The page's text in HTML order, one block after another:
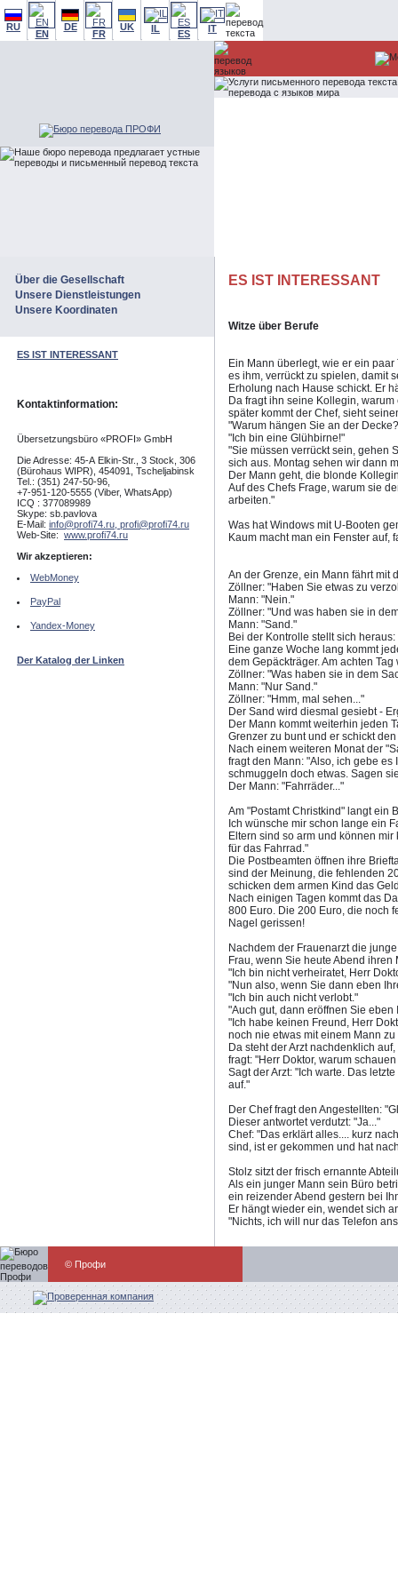
RU
EN
DE
FR
UK IL ES IT
Über die Gesellschaft
Unsere Dienstleistungen
Unsere Koordinaten
ES IST INTERESSANT
Kontaktinformation:
Übersetzungsbüro «PROFI» GmbH
Die Adresse: 45-А Elkin-Str., 3 Stock, 306
(Bürohaus WIPR), 454091, Tscheljabinsk
Tel.: (351) 247-50-96,
+7-951-120-5555 (Viber, WhatsApp)
ICQ : 377089989
Skype: sb.pavlova
E-Mail: info@profi74.ru, profi@profi74.ru
Web-Site: www.profi74.ru
Wir akzeptieren:
WebMoney
PayPal
Yandex-Money
Der Katalog der Linken
ES IST INTERESSANT
Witze über Berufe
Ein Mann überlegt, wie er ein
es ihm, verrückt zu spielen, damit
Erholung nach Hause schickt. Er
Da fragt ihn seine Kollegin,
später kommt der Chef, sieht
"Warum hängen Sie an der
"Ich bin eine Glühbirne!"
"Sie müssen verrückt sein, gehen
sich aus. Montag sehen wir dann
Der Mann geht, die blonde
Auf des Chefs Frage, warum sie
arbeiten."
Was hat Windows mit U-Booten
Kaum macht man ein Fenster auf,
An der Grenze, ein Mann fährt mit
Zöllner: "Haben Sie etwas zu
Mann: "Nein."
Zöllner: "Und was haben sie in
Mann: "Sand."
Bei der Kontrolle stellt sich
Eine ganze Woche lang kommt
dem Gepäckträger. Am achten
Zöllner: "Was haben sie in dem
Mann: "Nur Sand."
Zöllner: "Hmm, mal sehen..."
Der Sand wird diesmal gesiebt -
Der Mann kommt weiterhin jeden
Grenzer zu bunt und er schickt
Nach einem weiteren Monat der
fragt den Mann: "Also, ich gebe
schmuggeln doch etwas. Sagen
Der Mann: "Fahrräder..."
Am "Postamt Christkind" langt ein
Ich wünsche mir schon lange ein
Eltern sind so arm und können
für das Fahrrad."
Die Postbeamten öffnen ihre
sind der Meinung, die fehlenden
schicken dem armen Kind das
Nach einigen Tagen kommt das
800 Euro. Die 200 Euro, die noch
Nagel gerissen!
Nachdem der Frauenarzt die
Frau, wenn Sie heute Abend ihren
"Ich bin nicht verheiratet, Herr
"Nun also, wenn Sie dann eben
"Ich bin auch nicht verlobt."
"Auch gut, dann eröffnen Sie eben
"Ich habe keinen Freund, Herr
noch nie etwas mit einem Mann zu
Da steht der Arzt nachdenklich
fragt: "Herr Doktor, warum
Sagt der Arzt: "Ich warte. Das
auf."
Der Chef fragt den Angestellten:
Dieser antwortet verdutzt: "Ja..."
Chef: "Das erklärt alles.... kurz
sind, ist er gekommen und hat
Stolz sitzt der frisch ernannte
Als ein junger Mann sein Büro
ein reizender Abend gestern bei
Er hängt wieder ein, wendet sich
"Nichts, ich will nur das Telefon
© Профи